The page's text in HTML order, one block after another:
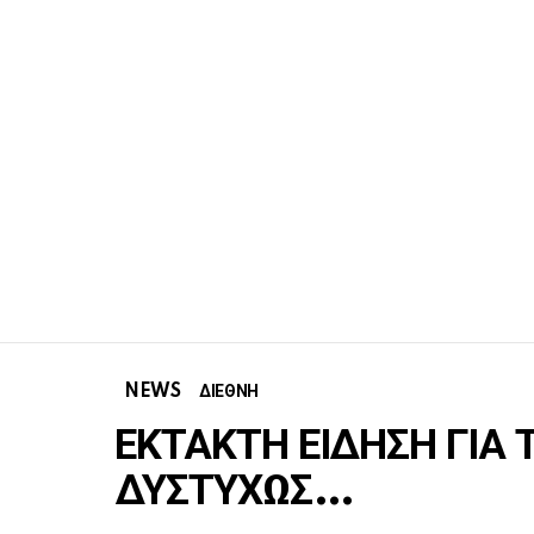
NEWS ΔΙΕΘΝΗ
ΕΚΤΑΚΤΗ ΕΙΔΗΣΗ
ΔΥΣΤΥΧΩΣ…